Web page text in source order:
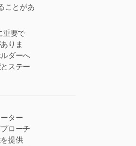
ことがあ
重要で
りま
ダーへ
ステー
ター
ローチ
提供